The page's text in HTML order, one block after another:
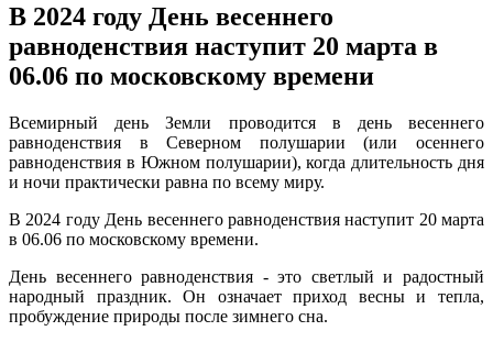
В 2024 году День весеннего
равноденствия наступит 20 марта в
06.06 по московскому времени
Всемирный день Земли проводится в день весеннего
равноденствия в Северном полушарии (или осеннего
равноденствия в Южном полушарии), когда длительность дня
и ночи практически равна по всему миру.
В 2024 году День весеннего равноденствия наступит 20 марта
в 06.06 по московскому времени.
День весеннего равноденствия - это светлый и радостный
народный праздник. Он означает приход весны и тепла,
пробуждение природы после зимнего сна.